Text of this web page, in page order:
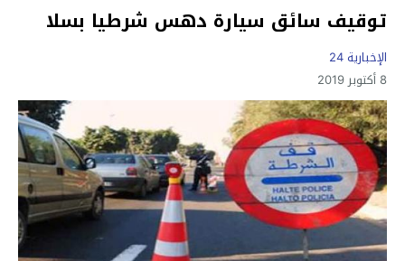
توقيف سائق سيارة دهس شرطيا بسلا
الإخبارية 24
8 أكتوبر 2019